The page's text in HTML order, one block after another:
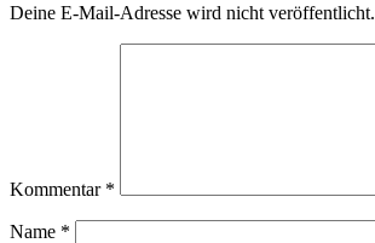
Deine E-Mail-Adresse wird nicht veröffentlicht.
Kommentar *
Name *